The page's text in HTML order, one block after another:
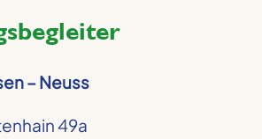
– Neuss
49a